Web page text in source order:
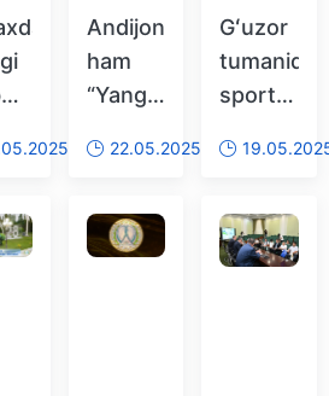
Andijonda
ham
“Yangi
Olimpiya
bahslari
oʻtkazilmoqda
22.05.2025
Gʻuzor
tumanida
sport
boʻyicha
Olimpiya